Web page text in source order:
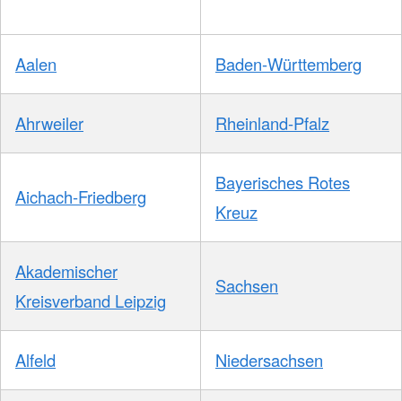
Aalen Baden-Württemberg
Ahrweiler Rheinland-Pfalz
Aichach-Friedberg
Bayerisches Rotes
Kreuz
Akademischer
Kreisverband Leipzig
Sachsen
Alfeld Niedersachsen